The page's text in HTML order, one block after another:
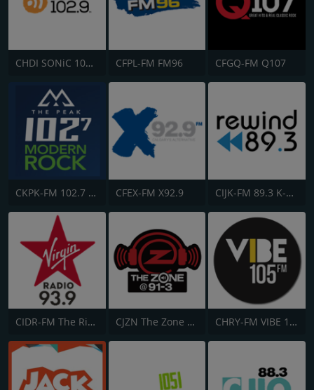
CHDI SONiC 102.9 FM CFPL-FM FM96 CFGQ-FM Q107
CKPK-FM 102.7 The Peak CFEX-FM X92.9 CIJK-FM 89.3 K-Rock
CIDR-FM The River CJZN The Zone 91.3 CHRY-FM VIBE 105.5